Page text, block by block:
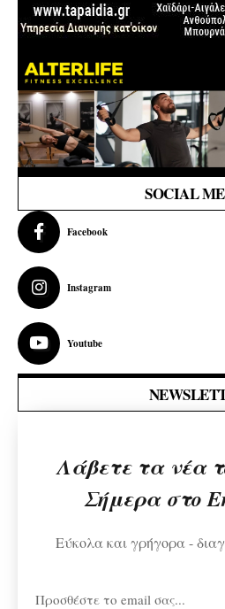
SOCIAL
Facebook
Instagram
Youtube
Λάβετε τα νέα
Σήμερα στο
Εύκολα και γρήγορα -
Προσθέστε το email σας...